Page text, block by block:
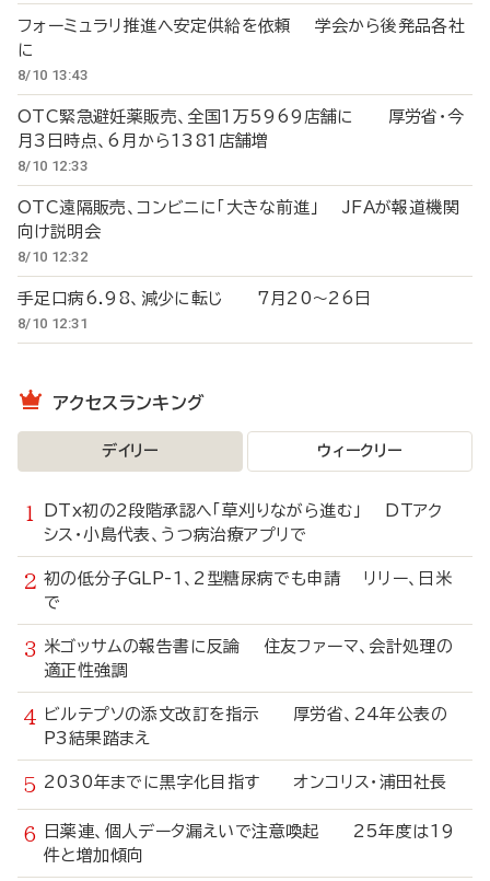
フォーミュラリ推進へ安定供給を依頼 学会から後発品各社
に
8/10 13:43
OTC緊急避妊薬販売、全国1万5969店舗に 厚労省・今
月3日時点、6月から1381店舗増
8/10 12:33
OTC遠隔販売、コンビニに「大きな前進」 JFAが報道機関
向け説明会
8/10 12:32
手足口病6.98、減少に転じ 7月20～26日
8/10 12:31
アクセスランキング
デイリー ウィークリー
DTx初の2段階承認へ「草刈りながら進む」 DTアク
シス・小島代表、うつ病治療アプリで
初の低分子GLP-1、2型糖尿病でも申請 リリー、日米
で
米ゴッサムの報告書に反論 住友ファーマ、会計処理の
適正性強調
ビルテプソの添文改訂を指示 厚労省、24年公表の
P3結果踏まえ
2030年までに黒字化目指す オンコリス・浦田社長
日薬連、個人データ漏えいで注意喚起 25年度は19
件と増加傾向